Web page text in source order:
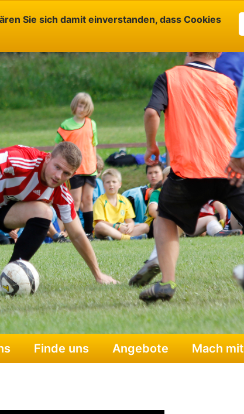
Sie sich damit einverstanden, dass Cookies
Finde uns Angebote Mach mit